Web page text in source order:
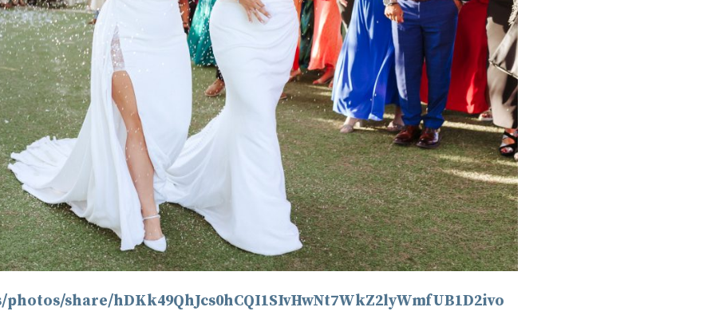
share/hDKk49QhJcs0hCQI1SIvHwNt7WkZ2lyWmfUB1D2ivo